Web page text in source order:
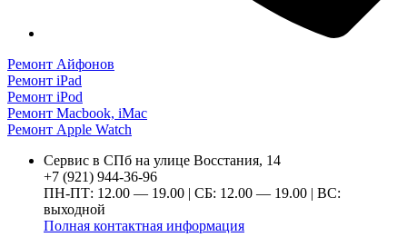
Ремонт Айфонов
Ремонт iPad
Ремонт iPod
Ремонт Macbook, iMac
Ремонт Apple Watch
Сервис в СПб на улице Восстания, 14
+7 (921) 944-36-96
ПН-ПТ: 12.00 — 19.00 | СБ: 12.00 — 19.00 | ВС:
выходной
Полная контактная информация